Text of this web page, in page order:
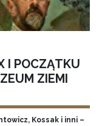
I POCZĄTKU
ZIEMI
Kossak i inni –